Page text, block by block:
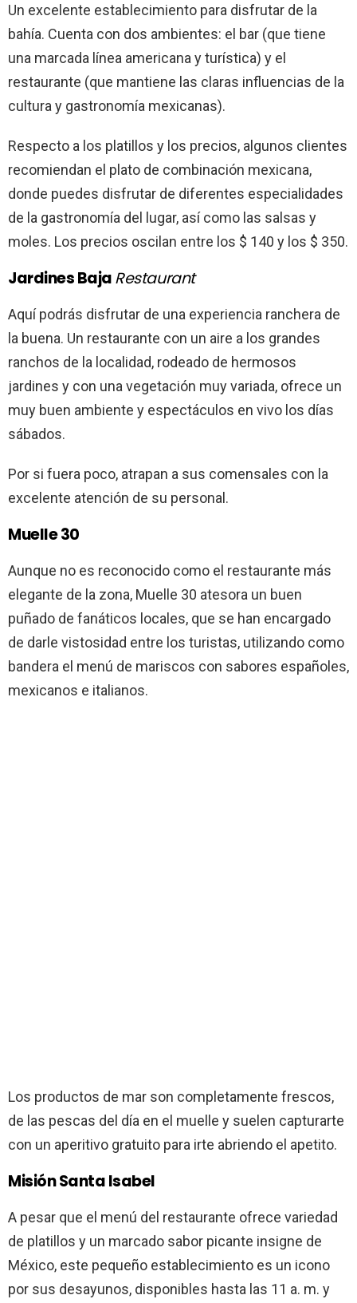
Un excelente establecimiento para disfrutar de la
bahía. Cuenta con dos ambientes: el bar (que tiene
una marcada línea americana y turística) y el
restaurante (que mantiene las claras influencias de la
cultura y gastronomía mexicanas).
Respecto a los platillos y los precios, algunos clientes
recomiendan el plato de combinación mexicana,
donde puedes disfrutar de diferentes especialidades
de la gastronomía del lugar, así como las salsas y
moles. Los precios oscilan entre los $ 140 y los $ 350.
Jardines BajaRestaurant
Aquí podrás disfrutar de una experiencia ranchera de
la buena. Un restaurante con un aire a los grandes
ranchos de la localidad, rodeado de hermosos
jardines y con una vegetación muy variada, ofrece un
muy buen ambiente y espectáculos en vivo los días
sábados.
Por si fuera poco, atrapan a sus comensales con la
excelente atención de su personal.
Muelle 30
Aunque no es reconocido como el restaurante más
elegante de la zona, Muelle 30 atesora un buen
puñado de fanáticos locales, que se han encargado
de darle vistosidad entre los turistas, utilizando como
bandera el menú de mariscos con sabores españoles,
mexicanos e italianos.
Los productos de mar son completamente frescos,
de las pescas del día en el muelle y suelen capturarte
con un aperitivo gratuito para irte abriendo el apetito.
Misión Santa Isabel
A pesar que el menú del restaurante ofrece variedad
de platillos y un marcado sabor picante insigne de
México, este pequeño establecimiento es un icono
por sus desayunos, disponibles hasta las 11 a. m. y